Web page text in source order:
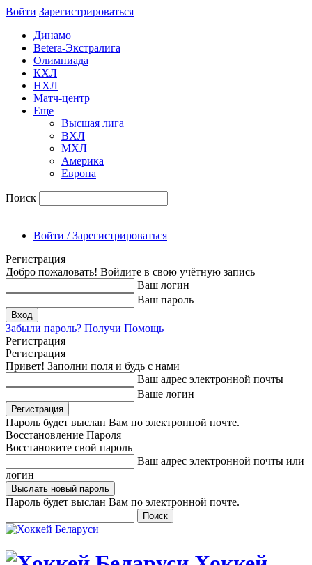
Войти Зарегиcтрироваться
Динамо
Betera-Экстралига
Олимпиада
КХЛ
НХЛ
Матч-центр
Еще
Высшая лига
ВХЛ
МХЛ
Америка
Европа
Поиск
Войти / Зарегистрироваться
Регистрация
Добро пожаловать! Войдите в свою учётную запись
Ваш логин
Ваш пароль
Забыли пароль? Получи Помощь
Регистрация
Регистрация
Привет! Заполни поля и будь с нами
Ваш адрес электронной почты
Ваше логин
Пароль будет выслан Вам по электронной почте.
Восстановление Пароля
Восстановите свой пароль
Ваш адрес электронной почты или
логин
Пароль будет выслан Вам по электронной почте.